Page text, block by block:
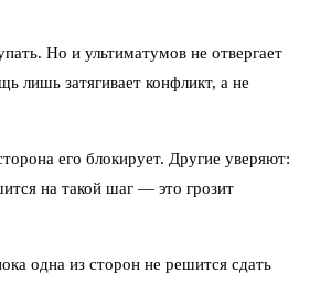
Но и ультиматумов не отвергает
лишь затягивает конфликт, а не
его блокирует. Другие уверяют:
на такой шаг — это грозит
одна из сторон не решится сдать